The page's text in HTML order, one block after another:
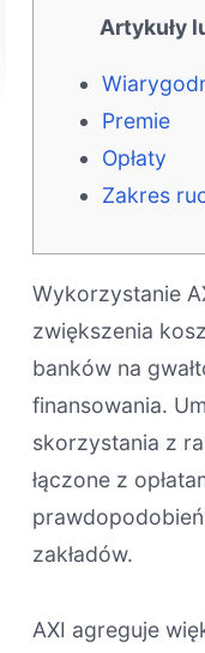
Artykuły
Premie
Opłaty
Zakres
Wykorzystanie
zwiększenia
banków na
finansowania.
skorzystania z
łączone z
zakładów.
AXI agreguje